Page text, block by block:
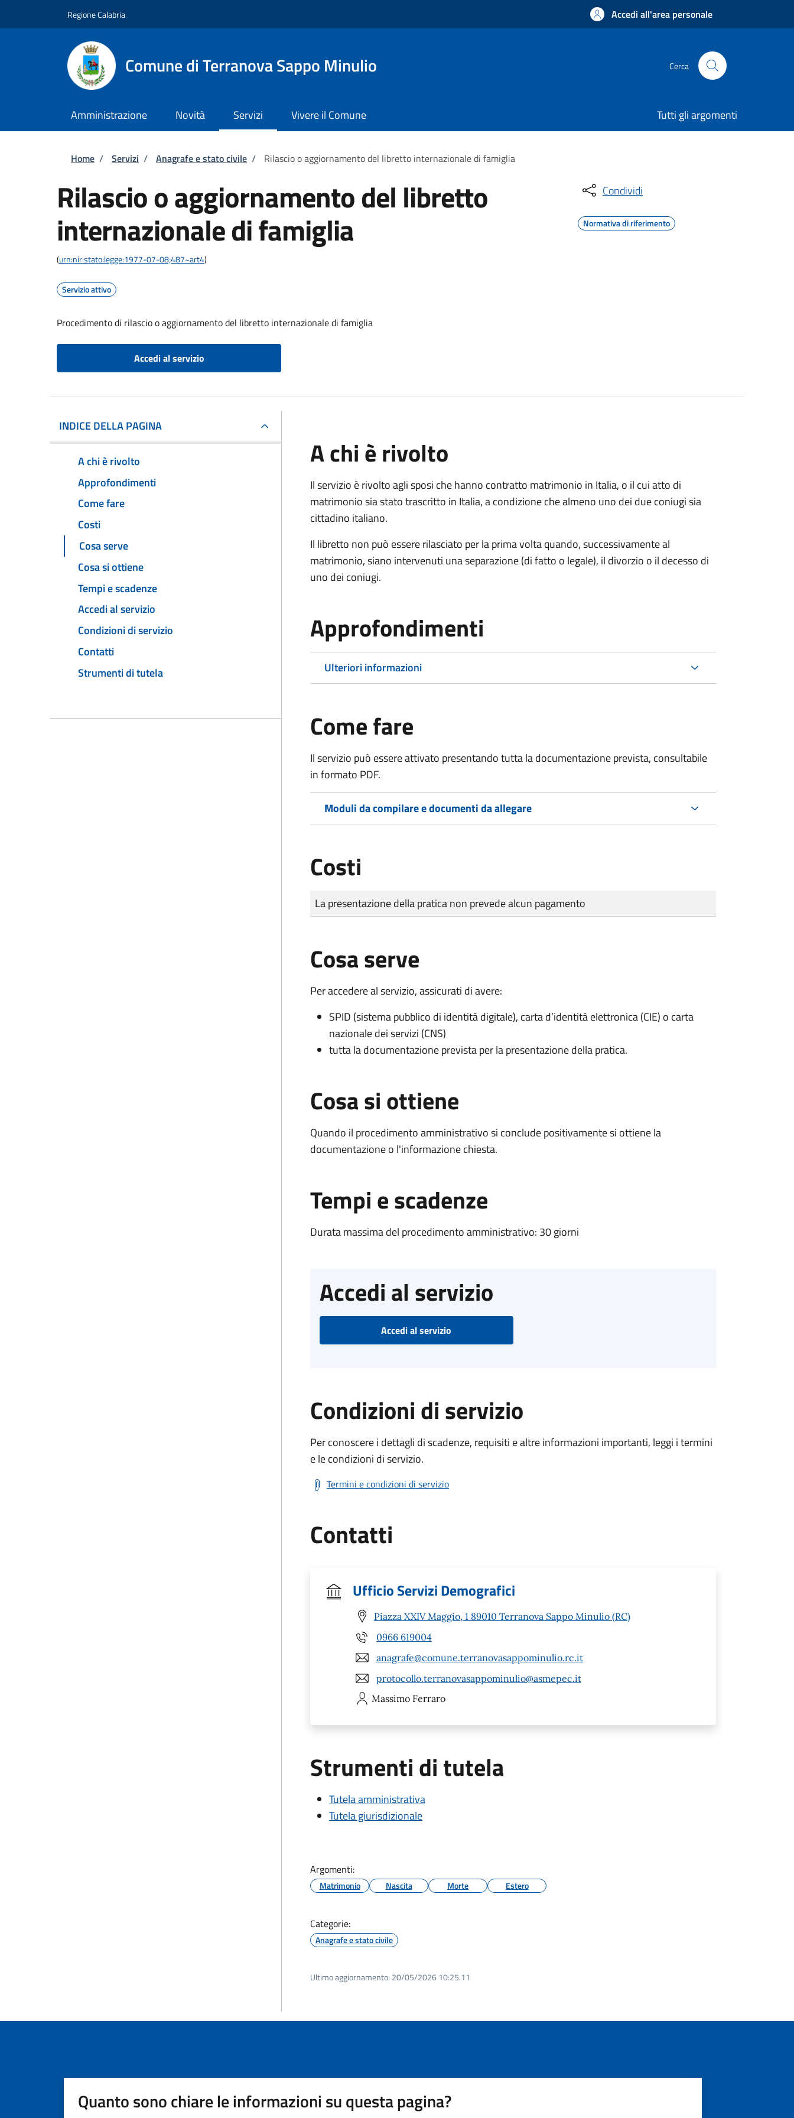
Regione Calabria Accedi all'area personale
Comune di Terranova Sappo Minulio Cerca
Amministrazione Novità Servizi Vivere il Comune Tutti gli argomenti
Briciole di pane
Home / Servizi / Anagrafe e stato civile / Rilascio o aggiornamento del libretto internazionale di famiglia
Rilascio o aggiornamento del libretto
internazionale di famiglia
(urn:nir:stato:legge:1977-07-08;487~art4)
Servizio attivo
Procedimento di rilascio o aggiornamento del libretto internazionale di famiglia
Accedi al servizio
Condividi
Normativa di riferimento
INDICE DELLA PAGINA
A chi è rivolto
Approfondimenti
Come fare
Costi
Cosa serve
Cosa si ottiene
Tempi e scadenze
Accedi al servizio
Condizioni di servizio
Contatti
Strumenti di tutela
A chi è rivolto
Il servizio è rivolto agli sposi che hanno contratto matrimonio in Italia, o il cui atto di
matrimonio sia stato trascritto in Italia, a condizione che almeno uno dei due coniugi sia
cittadino italiano.
Il libretto non può essere rilasciato per la prima volta quando, successivamente al
matrimonio, siano intervenuti una separazione (di fatto o legale), il divorzio o il decesso di
uno dei coniugi.
Approfondimenti
Ulteriori informazioni
Come fare
Il servizio può essere attivato presentando tutta la documentazione prevista, consultabile
in formato PDF.
Moduli da compilare e documenti da allegare
Costi
Tipo di pagamento
Importo
La presentazione della pratica non prevede alcun pagamento
Cosa serve
Per accedere al servizio, assicurati di avere:
SPID (sistema pubblico di identità digitale), carta d’identità elettronica (CIE) o carta
nazionale dei servizi (CNS)
tutta la documentazione prevista per la presentazione della pratica.
Cosa si ottiene
Quando il procedimento amministrativo si conclude positivamente si ottiene la
documentazione o l'informazione chiesta.
Tempi e scadenze
Durata massima del procedimento amministrativo: 30 giorni
Accedi al servizio
Accedi al servizio
Condizioni di servizio
Per conoscere i dettagli di scadenze, requisiti e altre informazioni importanti, leggi i termini
e le condizioni di servizio.
Termini e condizioni di servizio
Contatti
Ufficio Servizi Demografici
Piazza XXIV Maggio, 1 89010 Terranova Sappo Minulio (RC)
0966 619004
anagrafe@comune.terranovasappominulio.rc.it
protocollo.terranovasappominulio@asmepec.it
Massimo Ferraro
Strumenti di tutela
Tutela amministrativa
Tutela giurisdizionale
Argomenti:
Matrimonio Nascita Morte Estero
Categorie:
Anagrafe e stato civile
Ultimo aggiornamento: 20/05/2026 10:25.11
Quanto sono chiare le informazioni su questa pagina?